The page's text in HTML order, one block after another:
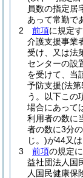
員数の指定居
あって常勤で
2
前項に規定
介護支援事業
受け、又は法
センターの設
を受けて、当
予防支援(法第
う。以下この
場合にあって
利用者の数に
者の数に3分
じ。)が44又
3
前項の規定
益社団法人国
人国民健康保